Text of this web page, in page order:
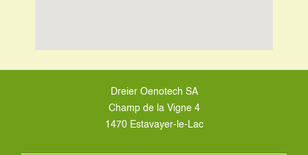
Dreier Oenotech SA
Champ de la Vigne 4
1470 Estavayer-le-Lac